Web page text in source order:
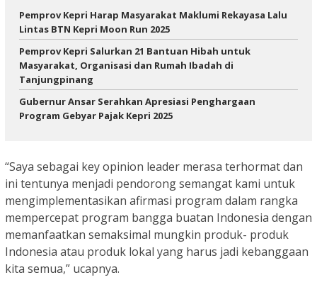
Pemprov Kepri Harap Masyarakat Maklumi Rekayasa Lalu
Lintas BTN Kepri Moon Run 2025
Pemprov Kepri Salurkan 21 Bantuan Hibah untuk
Masyarakat, Organisasi dan Rumah Ibadah di
Tanjungpinang
Gubernur Ansar Serahkan Apresiasi Penghargaan
Program Gebyar Pajak Kepri 2025
“Saya sebagai key opinion leader merasa terhormat dan
ini tentunya menjadi pendorong semangat kami untuk
mengimplementasikan afirmasi program dalam rangka
mempercepat program bangga buatan Indonesia dengan
memanfaatkan semaksimal mungkin produk- produk
Indonesia atau produk lokal yang harus jadi kebanggaan
kita semua,” ucapnya.